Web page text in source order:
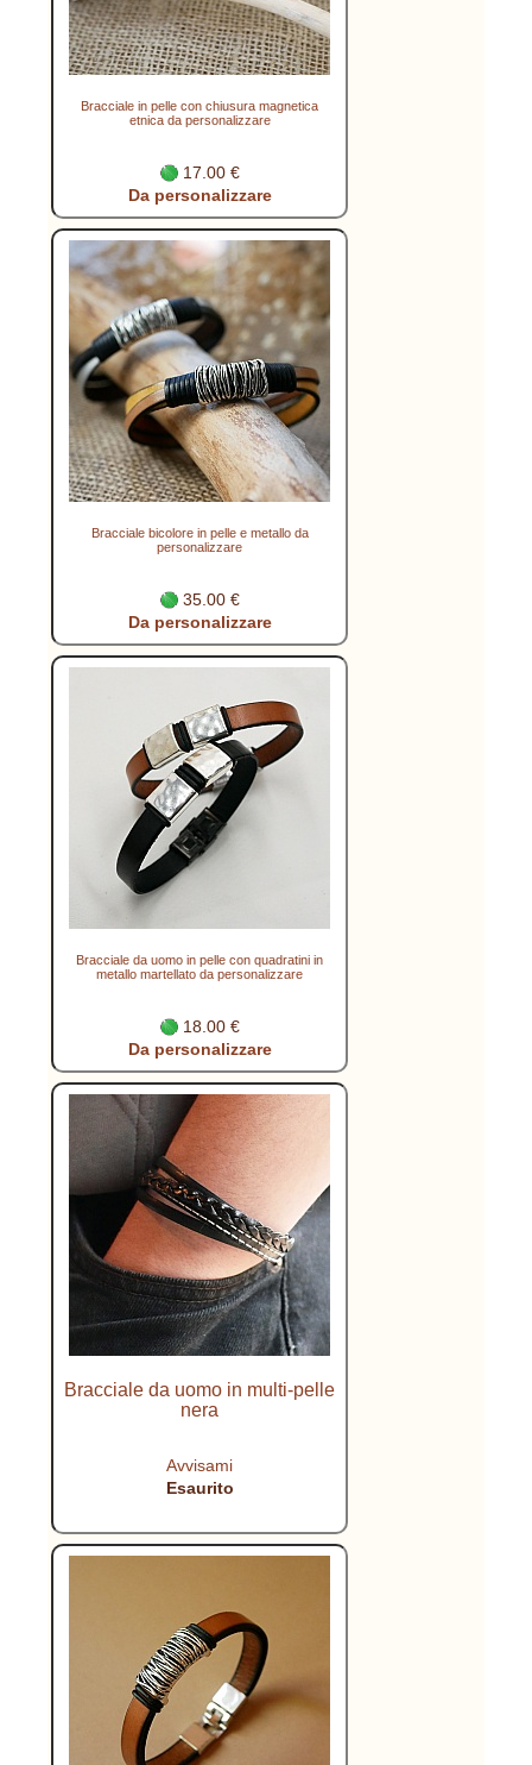
Bracciale in pelle con chiusura magnetica
etnica da personalizzare
17.00 €
Da personalizzare
Bracciale bicolore in pelle e metallo da
personalizzare
35.00 €
Da personalizzare
Bracciale da uomo in pelle con quadratini in
metallo martellato da personalizzare
18.00 €
Da personalizzare
Bracciale da uomo in multi-pelle
nera
Avvisami
Esaurito